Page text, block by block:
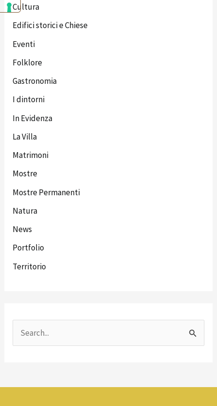
Cultura
Edifici storici e Chiese
Eventi
Folklore
Gastronomia
I dintorni
In Evidenza
La Villa
Matrimoni
Mostre
Mostre Permanenti
Natura
News
Portfolio
Territorio
c